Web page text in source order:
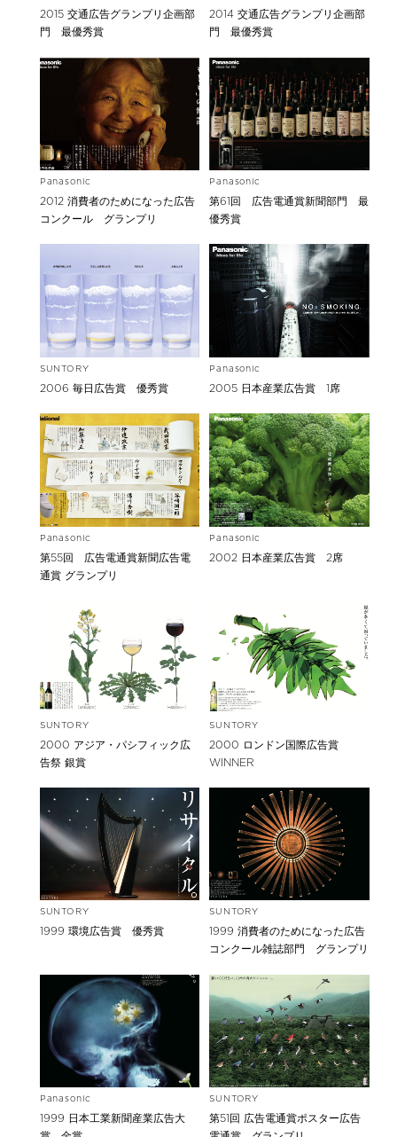
2015 交通広告グランプリ企画部
門 最優秀賞
2014 交通広告グランプリ企画部
門 最優秀賞
Panasonic
2012 消費者のためになった広告
コンクール グランプリ
Panasonic
第61回 広告電通賞新聞部門 最
優秀賞
SUNTORY
2006 毎日広告賞 優秀賞
Panasonic
2005 日本産業広告賞 1席
Panasonic
第55回 広告電通賞新聞広告電
通賞 グランプリ
Panasonic
2002 日本産業広告賞 2席
SUNTORY
2000 アジア・パシフィック広
告祭 銀賞
SUNTORY
2000 ロンドン国際広告賞
WINNER
SUNTORY
1999 環境広告賞 優秀賞
SUNTORY
1999 消費者のためになった広告
コンクール雑誌部門 グランプリ
Panasonic
1999 日本工業新聞産業広告大
SUNTORY
第51回 広告電通賞ポスター広告